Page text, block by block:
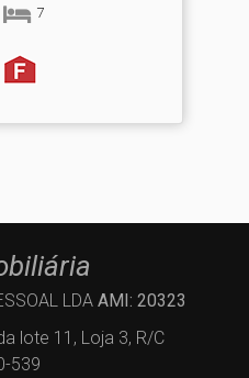
7
LDA AMI: 20323
lote 11, Loja 3, R/C
539